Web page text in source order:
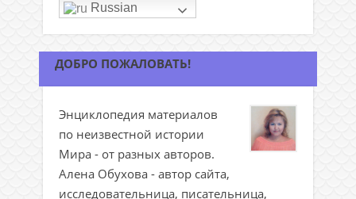
Russian
ДОБРО ПОЖАЛОВАТЬ!
Энциклопедия материалов
по неизвестной истории
Мира - от разных авторов.
Алена Обухова - автор сайта,
исследовательница, писательница,